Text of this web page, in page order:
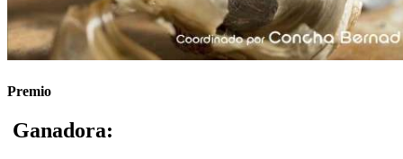
Premio
Ganadora: